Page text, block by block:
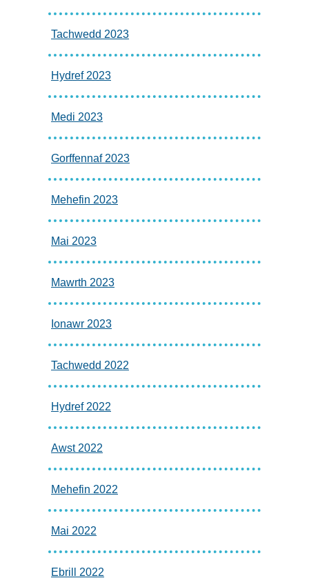
Tachwedd 2023
Hydref 2023
Medi 2023
Gorffennaf 2023
Mehefin 2023
Mai 2023
Mawrth 2023
Ionawr 2023
Tachwedd 2022
Hydref 2022
Awst 2022
Mehefin 2022
Mai 2022
Ebrill 2022